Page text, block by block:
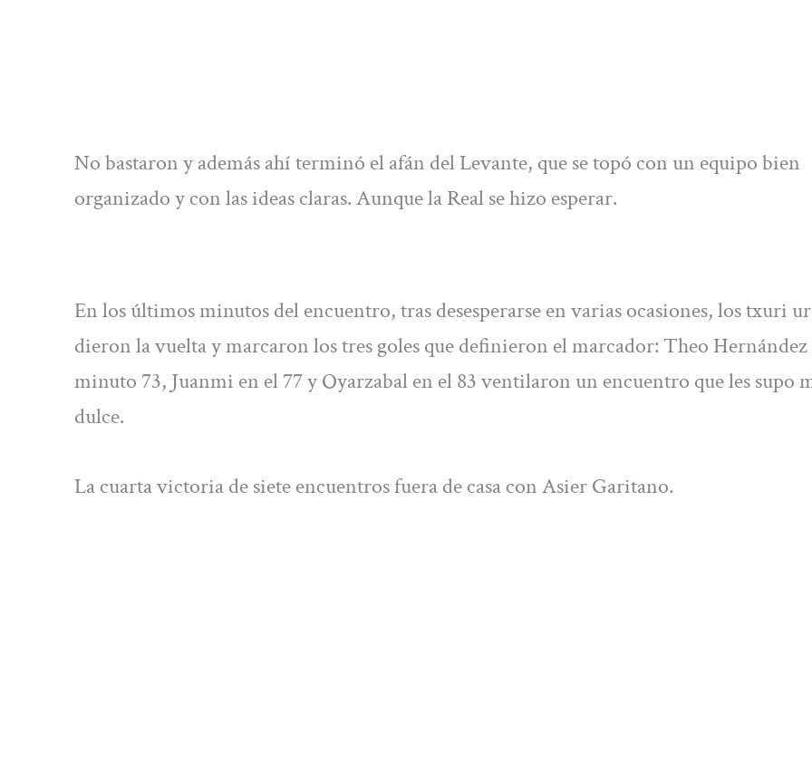
No bastaron y además ahí terminó el afán del Levante, que se topó con un equipo bien
organizado y con las ideas claras. Aunque la Real se hizo esperar.
En los últimos minutos del encuentro, tras desesperarse en varias ocasiones, los txuri
dieron la vuelta y marcaron los tres goles que definieron el marcador: Theo Hernández
minuto 73, Juanmi en el 77 y Oyarzabal en el 83 ventilaron un encuentro que les supo
dulce.
La cuarta victoria de siete encuentros fuera de casa con Asier Garitano.